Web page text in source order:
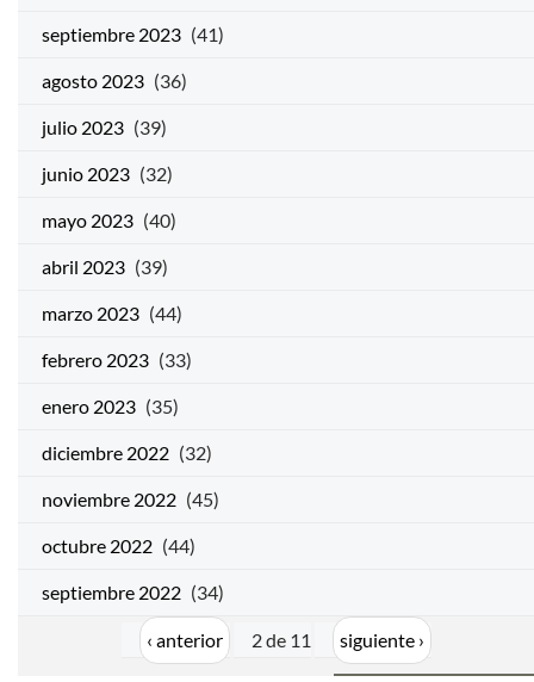
septiembre 2023 (41)
agosto 2023 (36)
julio 2023 (39)
junio 2023 (32)
mayo 2023 (40)
abril 2023 (39)
marzo 2023 (44)
febrero 2023 (33)
enero 2023 (35)
diciembre 2022 (32)
noviembre 2022 (45)
octubre 2022 (44)
septiembre 2022 (34)
‹ anterior 2 de 11 siguiente ›